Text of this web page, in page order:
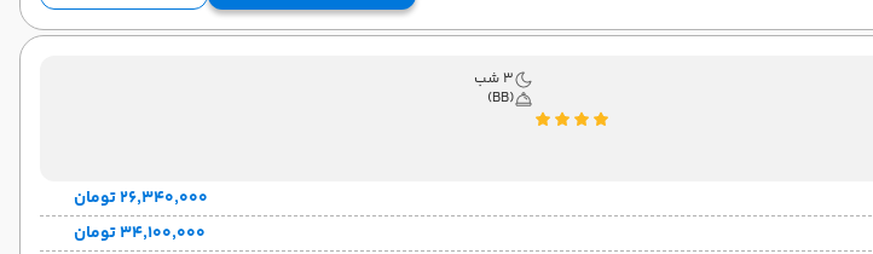
3 شب
(BB)
۲۶٬۳۴۰٬۰۰۰ تومان
۳۴٬۱۰۰٬۰۰۰ تومان